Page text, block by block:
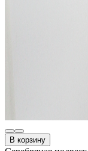
В корзину